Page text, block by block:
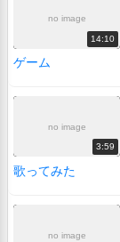
no image
14:10
ゲーム
no image
3:59
歌ってみた
no image